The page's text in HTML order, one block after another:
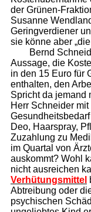
der Grünen-
Susanne
Geringverdiener
sie könne aber
Bernd
Aussage, die
in den 15 Euro für
enthalten, den
Spricht da jemand
Herr Schneider
Deo, Haarspray,
Zuzahlung zu
im Quartal von
auskommt? Wohl
nicht ausreichen
Verhütungsmittel
Abtreibung oder
psychischen